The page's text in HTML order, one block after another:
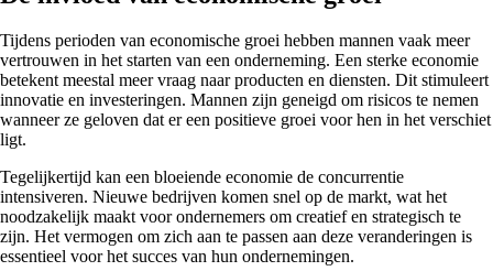
Tijdens perioden van economische groei hebben mannen vaak meer
vertrouwen in het starten van een onderneming. Een sterke economie
betekent meestal meer vraag naar producten en diensten. Dit stimuleert
innovatie en investeringen. Mannen zijn geneigd om risicos te nemen
wanneer ze geloven dat er een positieve groei voor hen in het verschiet
ligt.
Tegelijkertijd kan een bloeiende economie de concurrentie
intensiveren. Nieuwe bedrijven komen snel op de markt, wat het
noodzakelijk maakt voor ondernemers om creatief en strategisch te
zijn. Het vermogen om zich aan te passen aan deze veranderingen is
essentieel voor het succes van hun ondernemingen.